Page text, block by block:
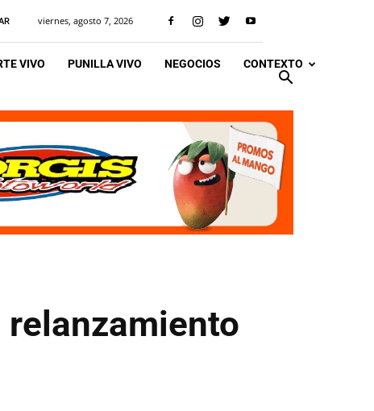
viernes, agosto 7, 2026
VIVO PUNILLA VIVO NEGOCIOS CONTEXTO